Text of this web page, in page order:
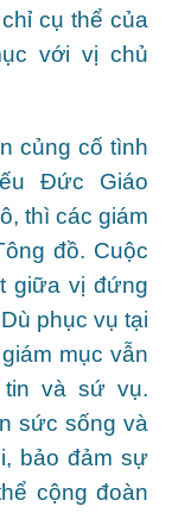
cụ thể của
với vị chủ
củng cố tình
Đức Giáo
thì các giám
đồ. Cuộc
giữa vị đứng
phục vụ tại
mục vẫn
tin và sứ vụ.
sức sống và
bảo đảm sự
cộng đoàn